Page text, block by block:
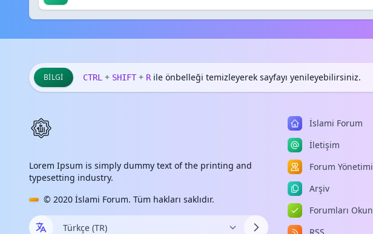
BILGI CTRL + SHIFT + Rile önbelleği temizleyerek sayfayı yenileyebilirsiniz.
Lorem Ipsum is simply dummy text of the printing and
typesetting industry.
© 2020 İslami Forum. Tüm hakları saklıdır.
İslami Forum
İletişim
Forum Yönetimi
Arşiv